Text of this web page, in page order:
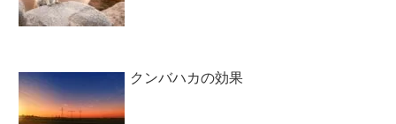
クンバハカの効果